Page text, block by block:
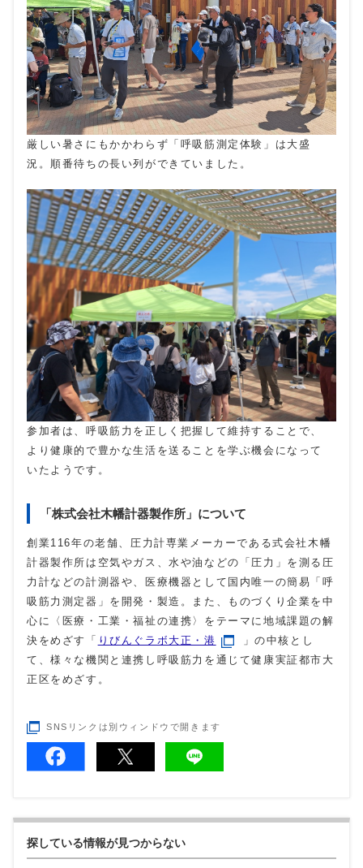
厳しい暑さにもかかわらず「呼吸筋測定体験」は大盛
況。順番待ちの長い列ができていました。
参加者は、呼吸筋力を正しく把握して維持することで、
より健康的で豊かな生活を送ることを学ぶ機会になって
いたようです。
「株式会社木幡計器製作所」について
創業116年の老舗、圧力計専業メーカーである式会社木幡
計器製作所は空気やガス、水や油などの「圧力」を測る圧
力計などの計測器や、医療機器として国内唯一の簡易「呼
吸筋力測定器」を開発・製造。また、ものづくり企業を中
心に〈医療・工業・福祉の連携〉をテーマに地域課題の解
決をめざす「 りびんぐラボ大正・港
」の中核とし
て、様々な機関と連携し呼吸筋力を通じて健康実証都市大
正区をめざす。
SNSリンクは別ウィンドウで開きます
探している情報が見つからない